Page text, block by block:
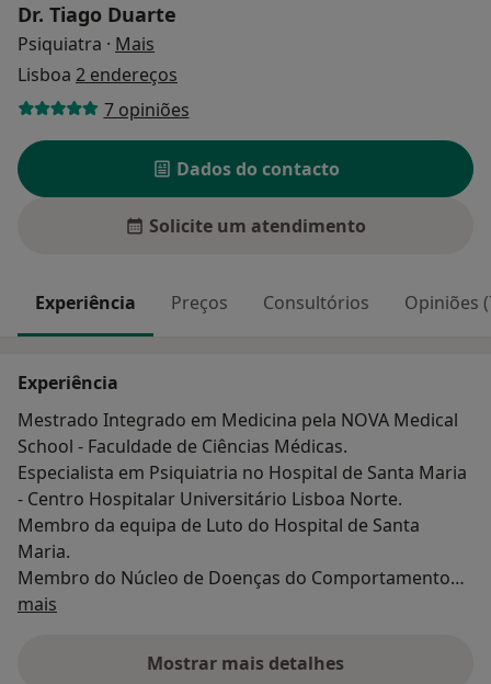
Dr. Tiago Duarte
Psiquiatra · Mais
Lisboa 2 endereços
7 opiniões
Dados do contacto
Solicite um atendimento
Experiência Preços Consultórios Opiniões
Experiência
Mestrado Integrado em Medicina pela NOVA Medical
School - Faculdade de Ciências Médicas.
Especialista em Psiquiatria no Hospital de Santa Maria
- Centro Hospitalar Universitário Lisboa Norte.
Membro da equipa de Luto do Hospital de Santa
Maria.
Membro do Núcleo de Doenças do Comportamento
Alimentar do Hospital de Santa Maria
Médica da Faculdade de Medicina da Universidade de
mais
Mostrar mais detalhes
sobre a experiência